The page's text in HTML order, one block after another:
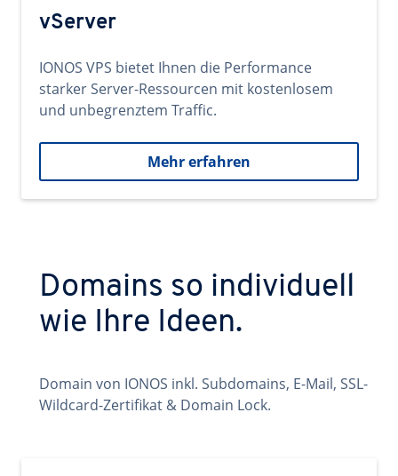
vServer
IONOS VPS bietet Ihnen die Performance
starker Server-Ressourcen mit kostenlosem
und unbegrenztem Traffic.
Mehr erfahren
Domains so individuell
wie Ihre Ideen.
Domain von IONOS inkl. Subdomains, E-Mail, SSL-
Wildcard-Zertifikat & Domain Lock.